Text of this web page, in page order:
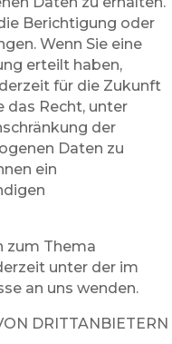
Berichtigung oder
Wenn Sie eine
erteilt haben,
für die Zukunft
das Recht, unter
der
Daten zu
ein
zum Thema
unter der im
an uns wenden.
DRITTANBIETERN